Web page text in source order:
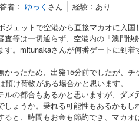
者： ゆっく さん
経験：あり
ェットで空港から直接マカオに入国
等は一切通らず、空港内の「澳門快
す。mitunakaさんが何番ゲートに到
ったため、出発15分前でしたが、
け荷物がある場合かと思います。
ルの都合もあるかと思いますが、ダ
ょうか。乗れる可能性もあるかもし
ると、時間もお金も節約でき、マカ